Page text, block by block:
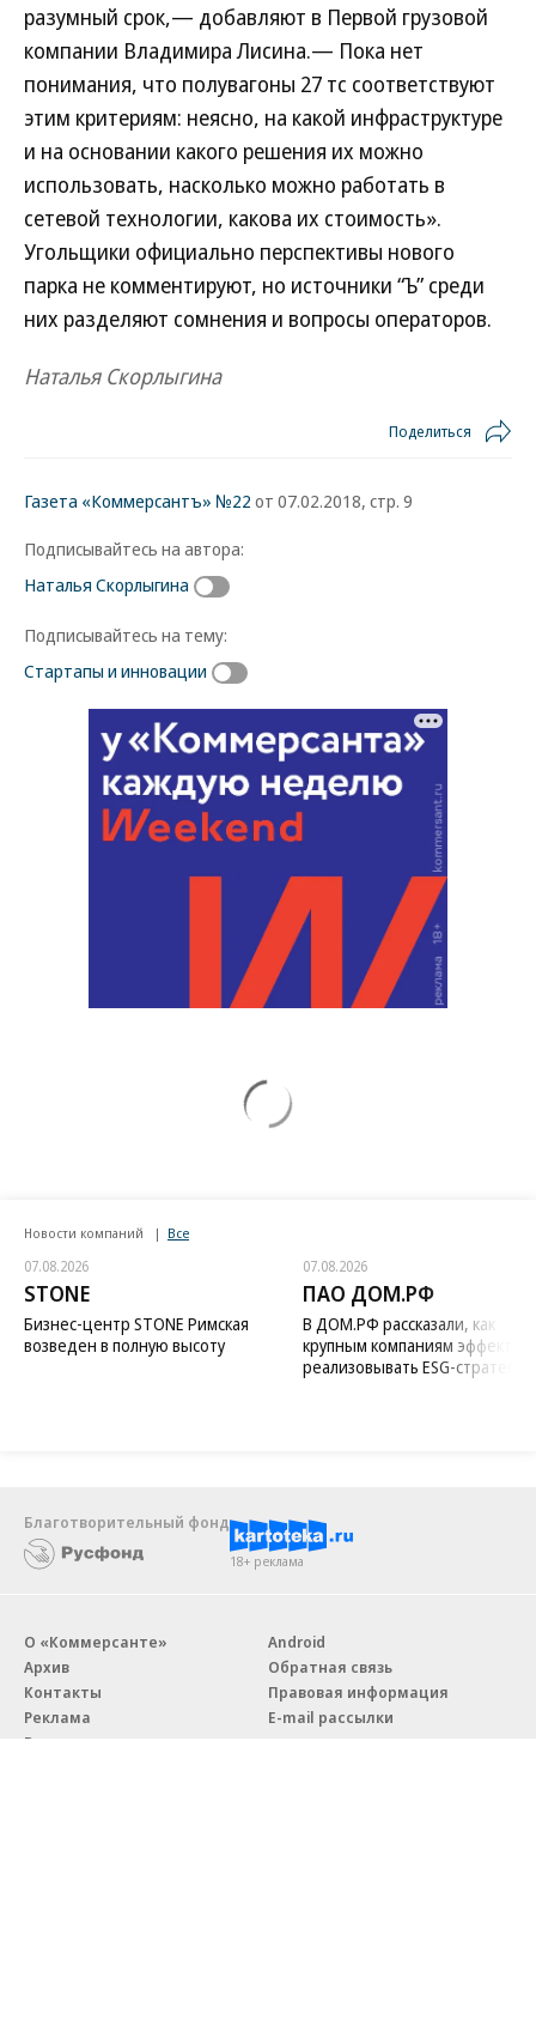
разумный срок,— добавляют в Первой грузовой
компании Владимира Лисина.— Пока нет
понимания, что полувагоны 27 тс соответствуют
этим критериям: неясно, на какой инфраструктуре
и на основании какого решения их можно
использовать, насколько можно работать в
сетевой технологии, какова их стоимость».
Угольщики официально перспективы нового
парка не комментируют, но источники “Ъ” среди
них разделяют сомнения и вопросы операторов.
Наталья Скорлыгина
Поделиться
Газета «Коммерсантъ» №22 от 07.02.2018, стр. 9
Подписывайтесь на автора:
Наталья Скорлыгина
Подписывайтесь на тему:
Стартапы и инновации
Новости компаний Все
07.08.2026
STONE
Бизнес-центр STONE Римская
возведен в полную высоту
07.08.2026
ПАО ДОМ.РФ
В ДОМ.РФ рассказали, как
крупным компаниям
реализовывать ESG-стратегию
Благотворительный фонд
18+ реклама
О «Коммерсанте»
Архив
Контакты
Реклама
Вакансии
Android
Обратная связь
Правовая информация
E-mail рассылки